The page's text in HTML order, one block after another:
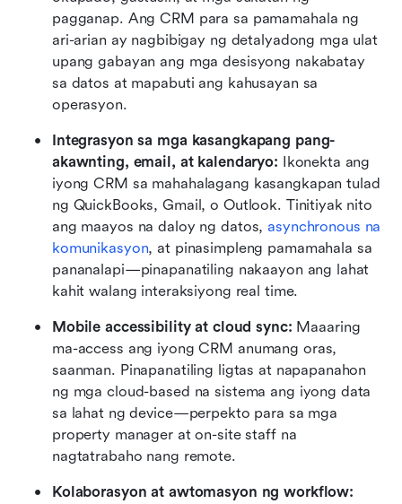
pagganap. Ang CRM para sa pamamahala ng
ari-arian ay nagbibigay ng detalyadong mga ulat
upang gabayan ang mga desisyong nakabatay
sa datos at mapabuti ang kahusayan sa
operasyon.
Integrasyon sa mga kasangkapang pang-
akawnting, email, at kalendaryo: Ikonekta ang
iyong CRM sa mahahalagang kasangkapan tulad
ng QuickBooks, Gmail, o Outlook. Tinitiyak nito
ang maayos na daloy ng datos, asynchronous na
komunikasyon, at pinasimpleng pamamahala sa
pananalapi—pinapanatiling nakaayon ang lahat
kahit walang interaksiyong real time.
Mobile accessibility at cloud sync: Maaaring
ma-access ang iyong CRM anumang oras,
saanman. Pinapanatiling ligtas at napapanahon
ng mga cloud-based na sistema ang iyong data
sa lahat ng device—perpekto para sa mga
property manager at on-site staff na
nagtatrabaho nang remote.
Kolaborasyon at awtomasyon ng workflow: